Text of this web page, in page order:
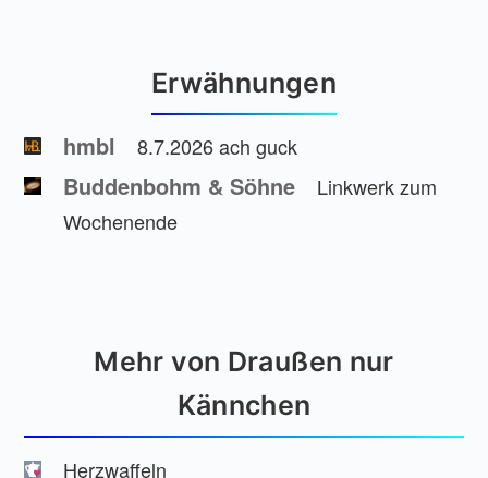
Erwähnungen
hmbl 8.7.2026 ach guck
Buddenbohm & Söhne
Linkwerk zum
Wochenende
Mehr von Draußen nur
Kännchen
Herzwaffeln